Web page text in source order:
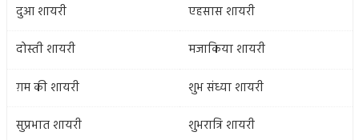
दुआ शायरी
एहसास शायरी
दोस्ती शायरी
मजाकिया शायरी
ग़म की शायरी
शुभ संध्या शायरी
सुप्रभात शायरी
शुभरात्रि शायरी